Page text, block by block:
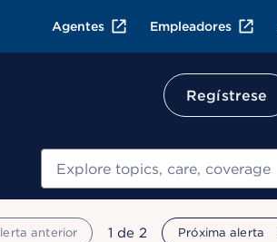
Agentes Empleadores
Regístrese
Buscar
anterior mostrando
1 de 2 Próxima alerta